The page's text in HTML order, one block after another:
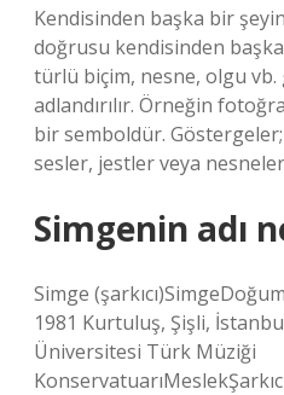
Kendisinden başka bir
doğrusu kendisinden
türlü biçim, nesne, olgu
adlandırılır. Örneğin
bir semboldür.
sesler, jestler veya
Simgenin adı
Simge
1981 Kurtuluş, Şişli,
Üniversitesi Türk Müziği